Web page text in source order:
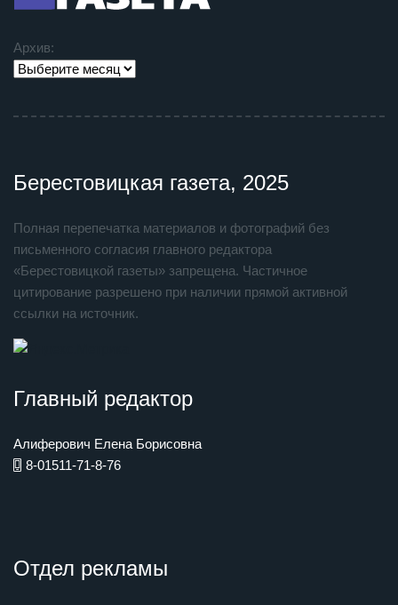
Архив:
Берестовицкая газета, 2025
Полная перепечатка материалов и фотографий без
письменного согласия главного редактора
«Берестовицкой газеты» запрещена. Частичное
цитирование разрешено при наличии прямой активной
ссылки на источник.
Главный редактор
Алиферович Елена Борисовна
8-01511-71-8-76
Отдел рекламы